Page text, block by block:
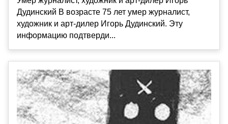
Дудинский В возрасте 75 лет умер журналист,
художник и арт-дилер Игорь Дудинский. Эту
информацию подтверди...